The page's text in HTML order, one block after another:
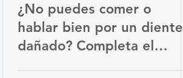
¿No puedes comer o
hablar bien por un diente
dañado? Completa el